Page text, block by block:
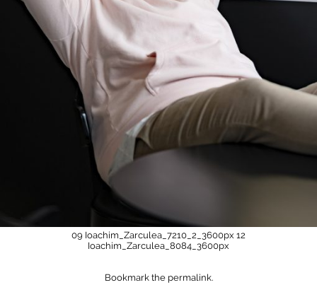
09 Ioachim_Zarculea_7210_2_3600px 12
Ioachim_Zarculea_8084_3600px
Bookmark the permalink.